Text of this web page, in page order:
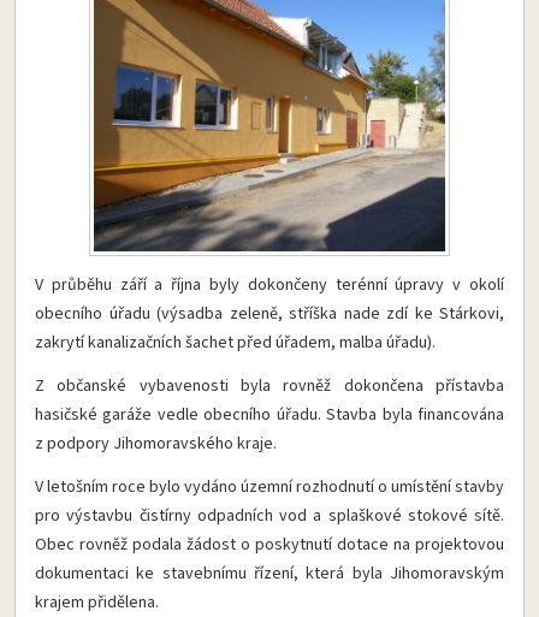
V průběhu září a října byly dokončeny terénní úpravy v okolí
obecního úřadu (výsadba zeleně, stříška nade zdí ke Stárkovi,
zakrytí kanalizačních šachet před úřadem, malba úřadu).
Z občanské vybavenosti byla rovněž dokončena přístavba
hasičské garáže vedle obecního úřadu. Stavba byla financována
z podpory Jihomoravského kraje.
V letošním roce bylo vydáno územní rozhodnutí o umístění stavby
pro výstavbu čistírny odpadních vod a splaškové stokové sítě.
Obec rovněž podala žádost o poskytnutí dotace na projektovou
dokumentaci ke stavebnímu řízení, která byla Jihomoravským
krajem přidělena.